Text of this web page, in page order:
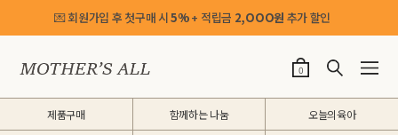
💌 회원가입 후 첫구매 시5%+ 적립금 2,OOO원 추가 할인
0
제품구매 함께하는 나눔 오늘의육아